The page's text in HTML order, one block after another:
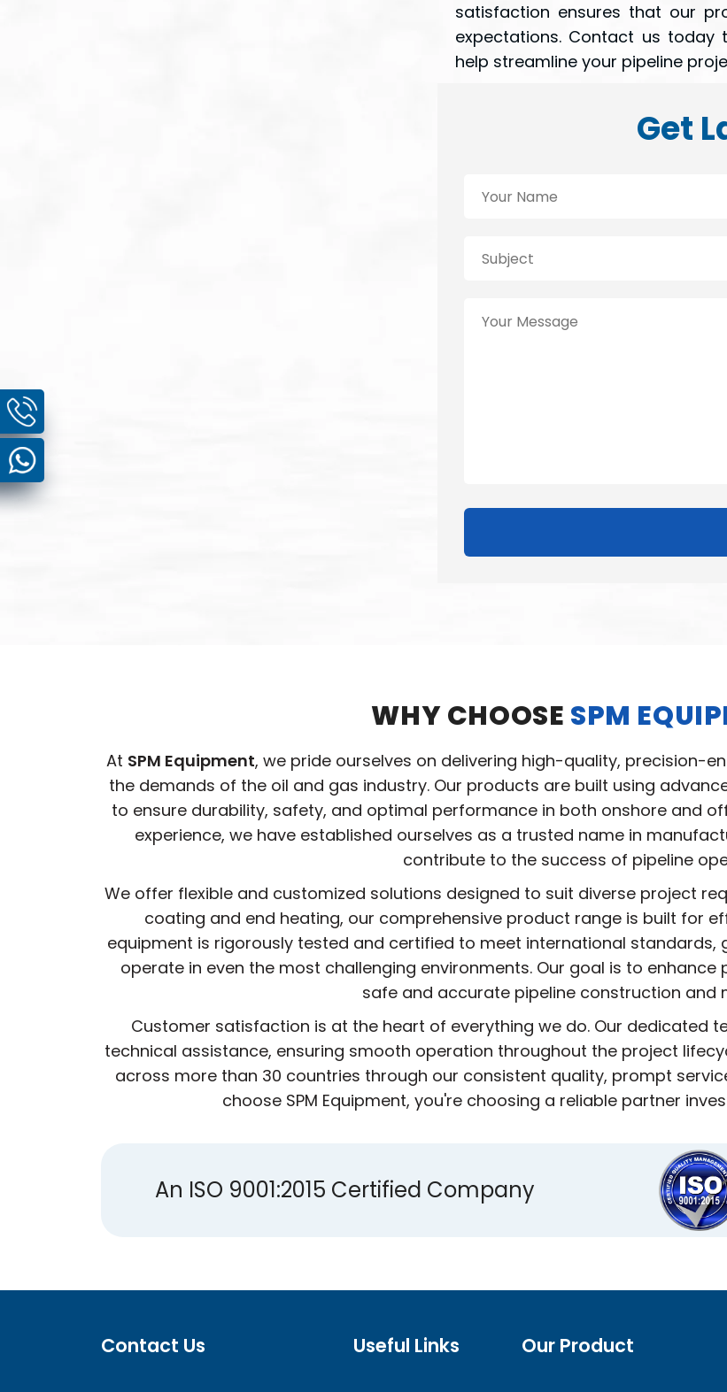
satisfaction ensures that our
expectations. Contact us
help streamline your pipeline
Get
WHY CHOOSE SPM
At SPM Equipment, we pride ourselves on delivering high-quality, precision-
the demands of the oil and gas industry. Our products are built using
to ensure durability, safety, and optimal performance in both onshore and
experience, we have established ourselves as a trusted name in
contribute to the success of pipeline
We offer flexible and customized solutions designed to suit diverse project
coating and end heating, our comprehensive product range is built for
equipment is rigorously tested and certified to meet international standards,
operate in even the most challenging environments. Our goal is to
safe and accurate pipeline construction and
Customer satisfaction is at the heart of everything we do. Our dedicated
technical assistance, ensuring smooth operation throughout the project
across more than 30 countries through our consistent quality, prompt
choose SPM Equipment, you're choosing a reliable partner
An ISO 9001:2015 Certified Company
Contact Us Useful Links Our Product